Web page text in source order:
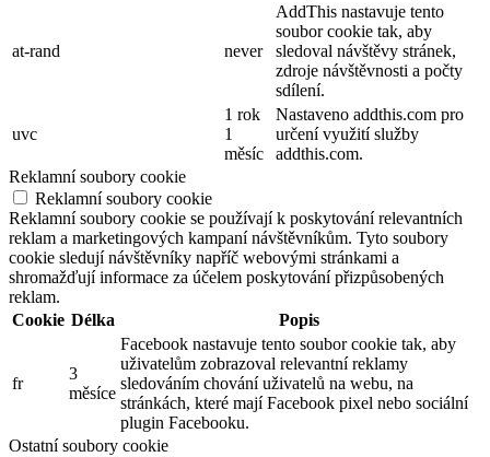
at-rand never
AddThis nastavuje tento
soubor cookie tak, aby
sledoval návštěvy stránek,
zdroje návštěvnosti a počty
sdílení.
uvc
1 rok
1
měsíc
Nastaveno addthis.com pro
určení využití služby
addthis.com.
Reklamní soubory cookie
Reklamní soubory cookie
Reklamní soubory cookie se používají k poskytování relevantních
reklam a marketingových kampaní návštěvníkům. Tyto soubory
cookie sledují návštěvníky napříč webovými stránkami a
shromažďují informace za účelem poskytování přizpůsobených
reklam.
Cookie Délka Popis
fr
3
měsíce
Facebook nastavuje tento soubor cookie tak, aby
uživatelům zobrazoval relevantní reklamy
sledováním chování uživatelů na webu, na
stránkách, které mají Facebook pixel nebo sociální
plugin Facebooku.
Ostatní soubory cookie